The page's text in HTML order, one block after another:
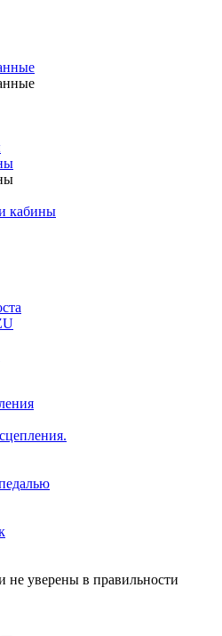
кабины
уверены в правильности